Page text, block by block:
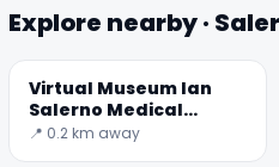
Explore nearby ·
Virtual Museum lan
Salerno Medical
School
📍 0.2 km away